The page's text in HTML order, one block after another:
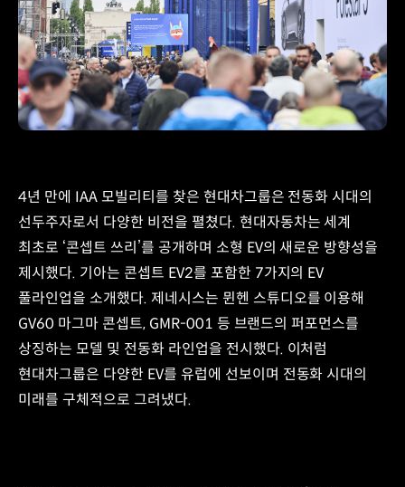
4년 만에 IAA 모빌리티를 찾은 현대차그룹은 전동화 시대의
선두주자로서 다양한 비전을 펼쳤다. 현대자동차는 세계
최초로 ‘콘셉트 쓰리’를 공개하며 소형 EV의 새로운 방향성을
제시했다. 기아는 콘셉트 EV2를 포함한 7가지의 EV
풀라인업을 소개했다. 제네시스는 뮌헨 스튜디오를 이용해
GV60 마그마 콘셉트, GMR-001 등 브랜드의 퍼포먼스를
상징하는 모델 및 전동화 라인업을 전시했다. 이처럼
현대차그룹은 다양한 EV를 유럽에 선보이며 전동화 시대의
미래를 구체적으로 그려냈다.